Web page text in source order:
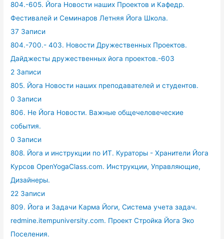
804.-605. Йога Новости наших Проектов и Кафедр.
Фестивалей и Семинаров Летняя Йога Школа.
37 Записи
804.-700.- 403. Новости Дружественных Проектов.
Дайджесты дружественных йога проектов.-603
2 Записи
805. Йога Новости наших преподавателей и студентов.
0 Записи
806. Не Йога Новости. Важные общечеловеческие
события.
0 Записи
808. Йога и инструкции по ИТ. Кураторы - Хранители Йога
Курсов OpenYogaClass.com. Инструкции, Управляющие,
Дизайнеры.
22 Записи
809. Йога и Задачи Карма Йоги, Система учета задач.
redmine.itempuniversity.com. Проект Стройка Йога Эко
Поселения.